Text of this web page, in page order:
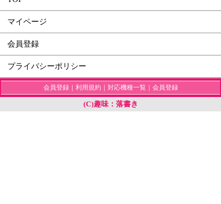
マイページ
会員登録
プライバシーポリシー
会員登録｜ 利用規約 ｜ 対応機種一覧 ｜ 会員登録
(C)趣味：落書き